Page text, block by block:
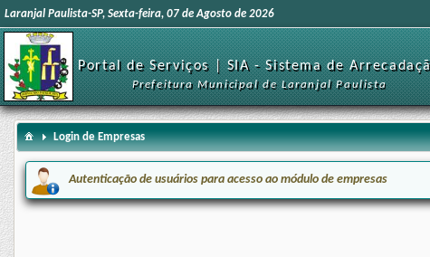
Laranjal Paulista-SP, Sexta-feira, 07 de Agosto de 2026
Portal de Serviços | SIA - Sistema de
Prefeitura Municipal de Laranjal Paulista
Login de Empresas
Autenticação de usuários para acesso ao módulo de empresas